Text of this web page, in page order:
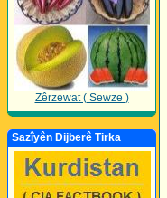
Zêrzewat ( Sewze )
Sazîyên Dijberê Tirka